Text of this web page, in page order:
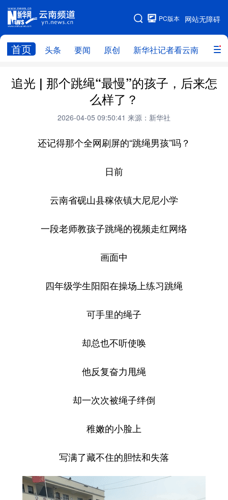
网站无障碍
PC版本
首页 头条 要闻 原创 新华社记者看云南 政务
网站地图
头条 云南要闻 本网原创
政务
云南省领导报道集
教育
州市
社会
云南青年说 趣看文物
追光 | 那个跳绳“最慢”的孩子，后来怎
么样了？
2026-04-05 09:50:41 来源：新华社
还记得那个全网刷屏的“跳绳男孩”吗？
日前
云南省砚山县稼依镇大尼尼小学
一段老师教孩子跳绳的视频走红网络
画面中
四年级学生阳阳在操场上练习跳绳
可手里的绳子
却总也不听使唤
他反复奋力甩绳
却一次次被绳子绊倒
稚嫩的小脸上
写满了藏不住的胆怯和失落